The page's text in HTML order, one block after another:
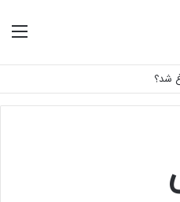
شد؟